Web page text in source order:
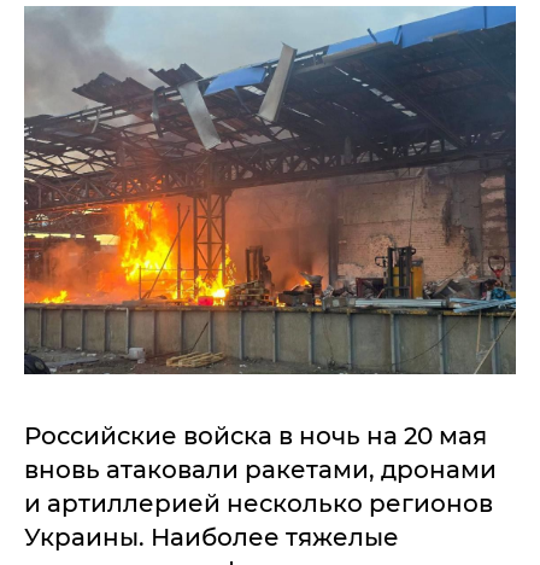
Российские войска в ночь на 20 мая
вновь атаковали ракетами, дронами
и артиллерией несколько регионов
Украины. Наиболее тяжелые